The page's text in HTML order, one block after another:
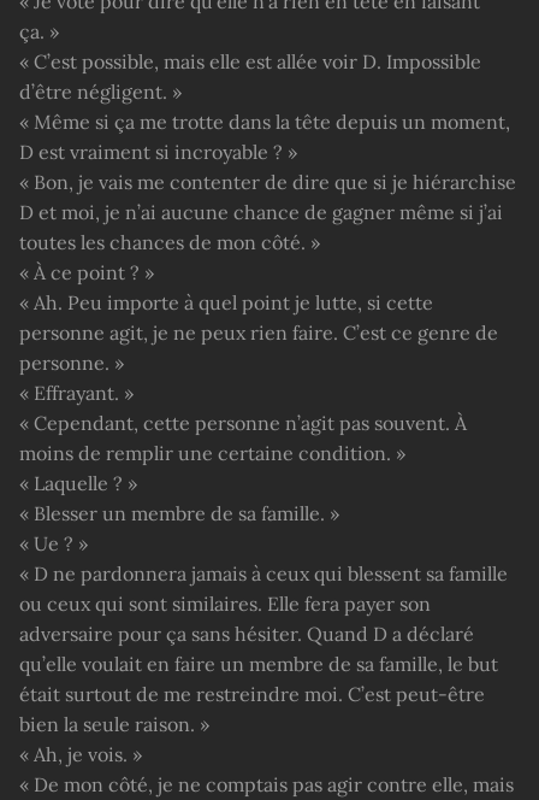
ça. »
« C’est possible, mais elle est allée voir D. Impossible
d’être négligent. »
« Même si ça me trotte dans la tête depuis un moment,
D est vraiment si incroyable ? »
« Bon, je vais me contenter de dire que si je hiérarchise
D et moi, je n’ai aucune chance de gagner même si j’ai
toutes les chances de mon côté. »
« À ce point ? »
« Ah. Peu importe à quel point je lutte, si cette
personne agit, je ne peux rien faire. C’est ce genre de
personne. »
« Effrayant. »
« Cependant, cette personne n’agit pas souvent. À
moins de remplir une certaine condition. »
« Laquelle ? »
« Blesser un membre de sa famille. »
« Ue ? »
« D ne pardonnera jamais à ceux qui blessent sa famille
ou ceux qui sont similaires. Elle fera payer son
adversaire pour ça sans hésiter. Quand D a déclaré
qu’elle voulait en faire un membre de sa famille, le but
était surtout de me restreindre moi. C’est peut-être
bien la seule raison. »
« Ah, je vois. »
« De mon côté, je ne comptais pas agir contre elle, mais